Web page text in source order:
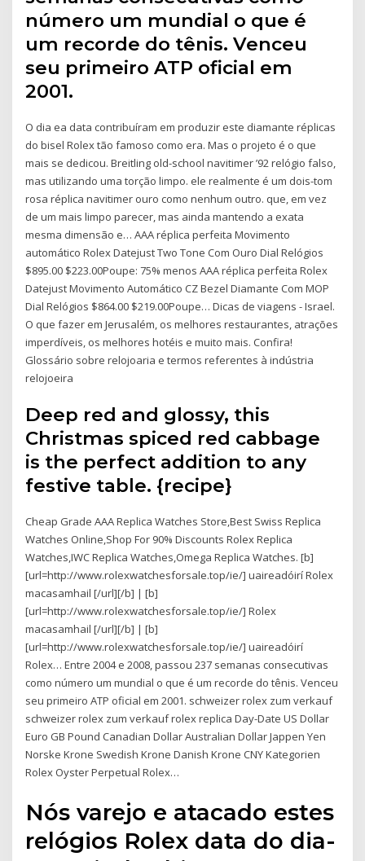
número um mundial o que é
um recorde do tênis. Venceu
seu primeiro ATP oficial em
2001.
O dia ea data contribuíram em produzir este diamante réplicas
do bisel Rolex tão famoso como era. Mas o projeto é o que
mais se dedicou. Breitling old-school navitimer ’92 relógio falso,
mas utilizando uma torção limpo. ele realmente é um dois-tom
rosa réplica navitimer ouro como nenhum outro. que, em vez
de um mais limpo parecer, mas ainda mantendo a exata
mesma dimensão e… AAA réplica perfeita Movimento
automático Rolex Datejust Two Tone Com Ouro Dial Relógios
$895.00 $223.00Poupe: 75% menos AAA réplica perfeita Rolex
Datejust Movimento Automático CZ Bezel Diamante Com MOP
Dial Relógios $864.00 $219.00Poupe… Dicas de viagens - Israel.
O que fazer em Jerusalém, os melhores restaurantes, atrações
imperdíveis, os melhores hotéis e muito mais. Confira!
Glossário sobre relojoaria e termos referentes à indústria
relojoeira
Deep red and glossy, this
Christmas spiced red cabbage
is the perfect addition to any
festive table. {recipe}
Cheap Grade AAA Replica Watches Store,Best Swiss Replica
Watches Online,Shop For 90% Discounts Rolex Replica
Watches,IWC Replica Watches,Omega Replica Watches. [b]
[url=http://www.rolexwatchesforsale.top/ie/] uaireadóirí Rolex
macasamhail [/url][/b] | [b]
[url=http://www.rolexwatchesforsale.top/ie/] Rolex
macasamhail [/url][/b] | [b]
[url=http://www.rolexwatchesforsale.top/ie/] uaireadóirí
Rolex… Entre 2004 e 2008, passou 237 semanas consecutivas
como número um mundial o que é um recorde do tênis. Venceu
seu primeiro ATP oficial em 2001. schweizer rolex zum verkauf
schweizer rolex zum verkauf rolex replica Day-Date US Dollar
Euro GB Pound Canadian Dollar Australian Dollar Jappen Yen
Norske Krone Swedish Krone Danish Krone CNY Kategorien
Rolex Oyster Perpetual Rolex…
Nós varejo e atacado estes
relógios Rolex data do dia-